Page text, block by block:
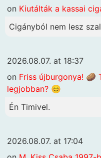
on Kiutálták a kassai
Cigányból nem lesz
2026.08.07. at 18:37
on Friss újburgonya! 🥔
legjobban? 😊
Én Timivel.
2026.08.07. at 17:04